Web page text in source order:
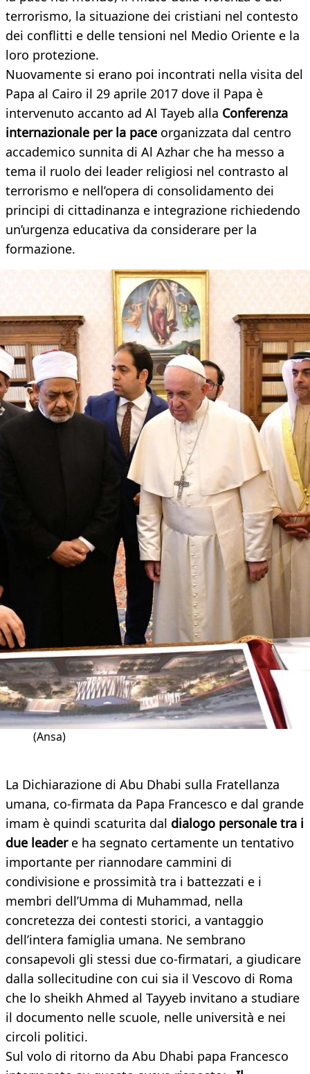
terrorismo, la situazione dei cristiani nel contesto
dei conflitti e delle tensioni nel Medio Oriente e la
loro protezione.
Nuovamente si erano poi incontrati nella visita del
Papa al Cairo il 29 aprile 2017 dove il Papa è
intervenuto accanto ad Al Tayeb alla Conferenza
internazionale per la pace organizzata dal centro
accademico sunnita di Al Azhar che ha messo a
tema il ruolo dei leader religiosi nel contrasto al
terrorismo e nell’opera di consolidamento dei
principi di cittadinanza e integrazione richiedendo
un’urgenza educativa da considerare per la
formazione.
(Ansa)
La Dichiarazione di Abu Dhabi sulla Fratellanza
umana, co-firmata da Papa Francesco e dal grande
imam è quindi scaturita dal dialogo personale tra i
due leader e ha segnato certamente un tentativo
importante per riannodare cammini di
condivisione e prossimità tra i battezzati e i
membri dell’Umma di Muhammad, nella
concretezza dei contesti storici, a vantaggio
dell’intera famiglia umana. Ne sembrano
consapevoli gli stessi due co-firmatari, a giudicare
dalla sollecitudine con cui sia il Vescovo di Roma
che lo sheikh Ahmed al Tayyeb invitano a studiare
il documento nelle scuole, nelle università e nei
circoli politici.
Sul volo di ritorno da Abu Dhabi papa Francesco